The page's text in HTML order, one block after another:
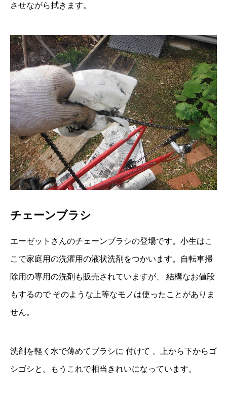
させながら拭きます。
チェーンブラシ
エーゼットさんのチェーンブラシの登場です。小生はこ
こで家庭用の洗濯用の液状洗剤をつかいます。自転車掃
除用の専用の洗剤も販売されていますが、 結構なお値段
もするので そのような上等なモノは使ったことがありま
せん。
洗剤を軽く水で薄めてブラシに 付けて 、上から下からゴ
シゴシと。もうこれで相当きれいになっています。